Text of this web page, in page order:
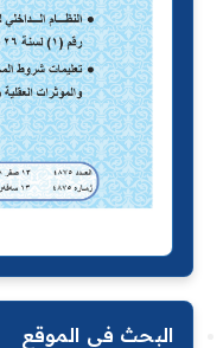
البحث في الموقع